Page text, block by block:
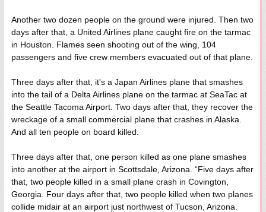
Another two dozen people on the ground were injured. Then two
days after that, a United Airlines plane caught fire on the tarmac
in Houston. Flames seen shooting out of the wing, 104
passengers and five crew members evacuated out of that plane.
Three days after that, it's a Japan Airlines plane that smashes
into the tail of a Delta Airlines plane on the tarmac at SeaTac at
the Seattle Tacoma Airport. Two days after that, they recover the
wreckage of a small commercial plane that crashes in Alaska.
And all ten people on board killed.
Three days after that, one person killed as one plane smashes
into another at the airport in Scottsdale, Arizona. “Five days after
that, two people killed in a small plane crash in Covington,
Georgia. Four days after that, two people killed when two planes
collide midair at an airport just northwest of Tucson, Arizona.